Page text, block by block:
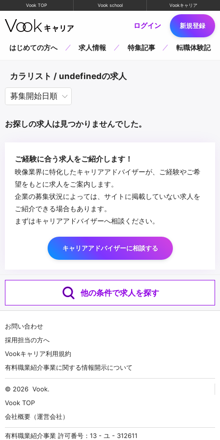
Vook TOP Vook school Vookキャリア
ログイン 新規登録
はじめての方へ 求人情報 特集記事 転職体験記
カラリスト / undefinedの求人
お探しの求人は見つかりませんでした。
ご経験に合う求人をご紹介します！
映像業界に特化したキャリアアドバイザーが、ご経験やご希
望をもとに求人をご案内します。
企業の募集状況によっては、サイトに掲載していない求人を
ご紹介できる場合もあります。
まずはキャリアアドバイザーへ相談ください。
キャリアアドバイザーに相談する
他の条件で求人を探す
お問い合わせ
採用担当の方へ
Vookキャリア利用規約
有料職業紹介事業に関する情報開示について
© 2026 Vook.
Vook TOP
会社概要（運営会社）
有料職業紹介事業 許可番号：13 - ユ - 312611